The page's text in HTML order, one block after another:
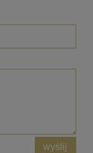
wyślij